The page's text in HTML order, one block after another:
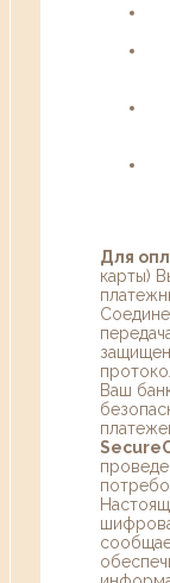
Для
карты)
Ваш